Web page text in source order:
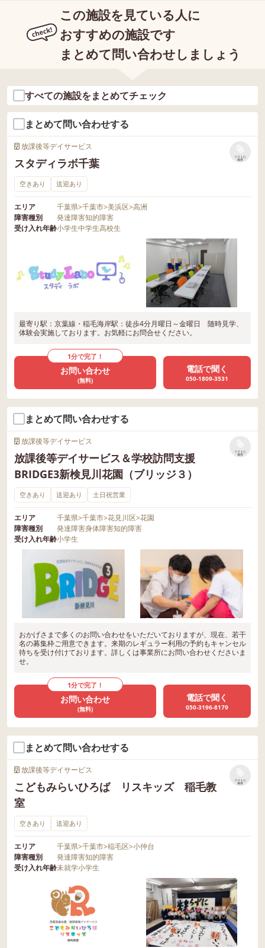
この施設を見ている人に
おすすめの施設です
まとめて問い合わせしましょう
すべての施設をまとめてチェック
まとめて問い合わせする
放課後等デイサービス
スタディラボ千葉
リストに
保存
空きあり 送迎あり
エリア 千葉県>千葉市>美浜区>高洲
障害種別
発達障害知的障害
受け入れ年齢小学生中学生高校生
最寄り駅：京葉線・稲毛海岸駅：徒歩4分月曜日～金曜日 随時見学、
体験会実施しております。お気軽にお問合せください。
1分で完了！
お問い合わせ
(無料)
電話で聞く
050-1809-3531
まとめて問い合わせする
放課後等デイサービス
放課後等デイサービス＆学校訪問支援
BRIDGE3新検見川花園（ブリッジ３）
リストに
保存
空きあり 送迎あり 土日祝営業
エリア 千葉県>千葉市>花見川区>花園
障害種別
発達障害身体障害知的障害
受け入れ年齢小学生
おかげさまで多くのお問い合わせをいただいておりますが、現在、若干
名の募集枠ご用意できます。来期のレギュラー利用の予約もキャンセル
待ちを受け付けております。詳しくは事業所にお問い合わせくださいま
せ。
1分で完了！
お問い合わせ
(無料)
電話で聞く
050-3196-8179
まとめて問い合わせする
放課後等デイサービス
こどもみらいひろば リスキッズ 稲毛教
室
リストに
保存
空きあり 送迎あり
エリア 千葉県>千葉市>稲毛区>小仲台
障害種別
発達障害知的障害
受け入れ年齢未就学小学生